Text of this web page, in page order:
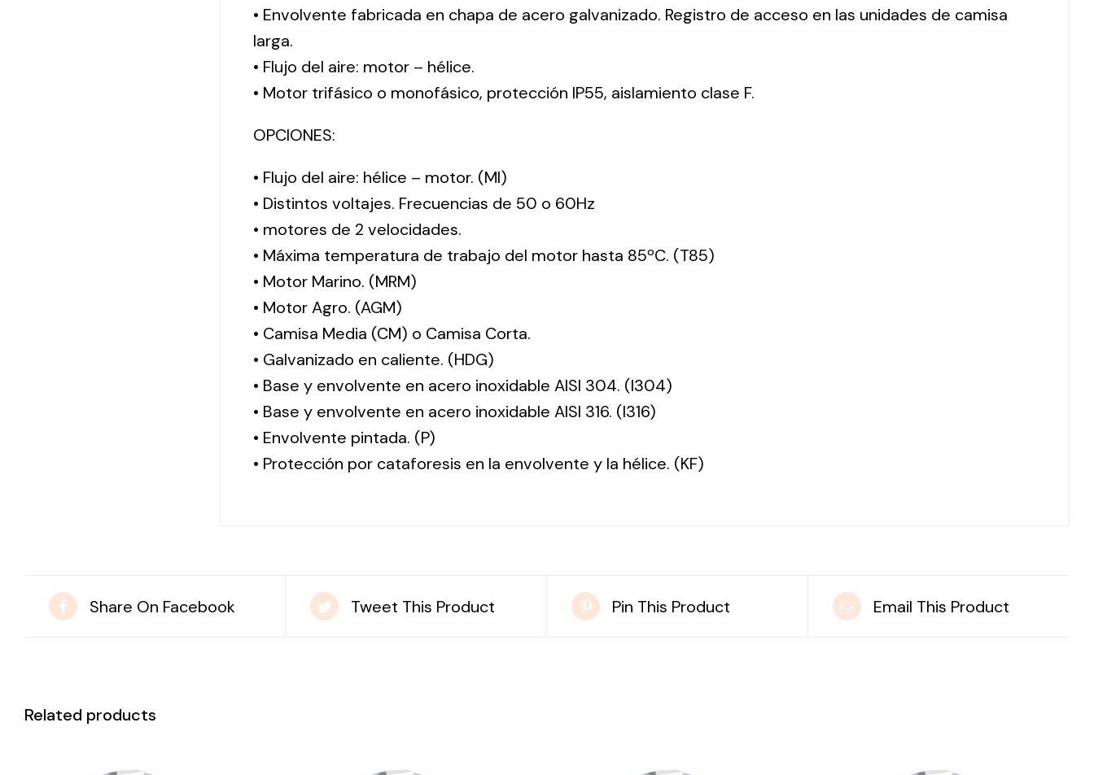
• Envolvente fabricada en chapa de acero galvanizado. Registro de acceso en las unidades de camisa
larga.
• Flujo del aire: motor – hélice.
• Motor trifásico o monofásico, protección IP55, aislamiento clase F.
OPCIONES:
• Flujo del aire: hélice – motor. (MI)
• Distintos voltajes. Frecuencias de 50 o 60Hz
• motores de 2 velocidades.
• Máxima temperatura de trabajo del motor hasta 85ºC. (T85)
• Motor Marino. (MRM)
• Motor Agro. (AGM)
• Camisa Media (CM) o Camisa Corta.
• Galvanizado en caliente. (HDG)
• Base y envolvente en acero inoxidable AISI 304. (I304)
• Base y envolvente en acero inoxidable AISI 316. (I316)
• Envolvente pintada. (P)
• Protección por cataforesis en la envolvente y la hélice. (KF)
Share On Facebook Tweet This Product Pin This Product Email This Product
Related products